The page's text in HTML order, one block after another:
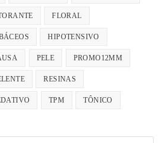
FLORAL
HIPOTENSIVO
PELE PROMO12MM
RESINAS
TPM TÔNICO